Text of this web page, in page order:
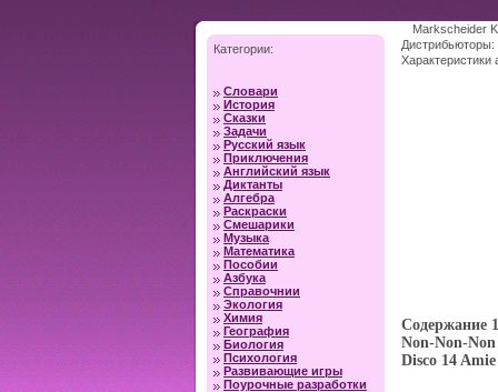
Категории:
Словари
История
Сказки
Задачи
Русский язык
Приключения
Английский язык
Диктанты
Алгебра
Раскраски
Смешарики
Музыка
Математика
Пособии
Азбука
Справочнии
Экология
Химия
География
Биология
Психология
Развивающие игры
Поурочные разработки
Markscheider
Содержание
Non-Non-
Disco 14